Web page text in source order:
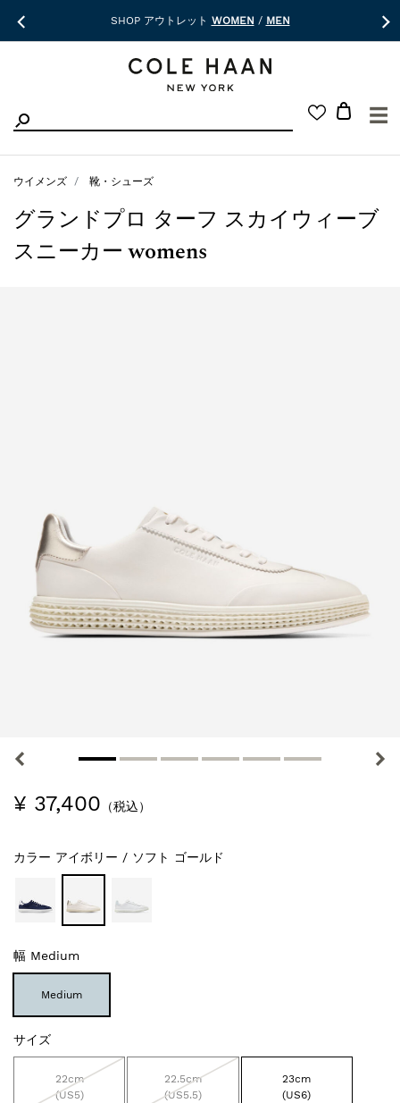
SHOP アウトレット WOMEN / MEN
☰
ウイメンズ 靴・シューズ
グランドプロ ターフ スカイウィーブ
スニーカー womens
¥ 37,400 （税込）
カラー アイボリー / ソフト ゴールド
幅 Medium
Medium
サイズ
22cm
(US5)
22.5cm
(US5.5)
23cm
(US6)